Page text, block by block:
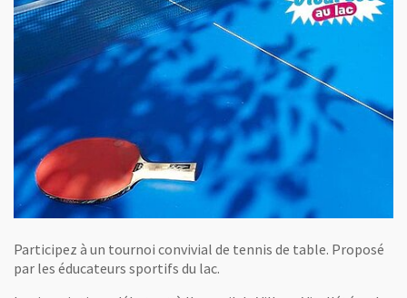
Participez à un tournoi convivial de tennis de table. Proposé
par les éducateurs sportifs du lac.